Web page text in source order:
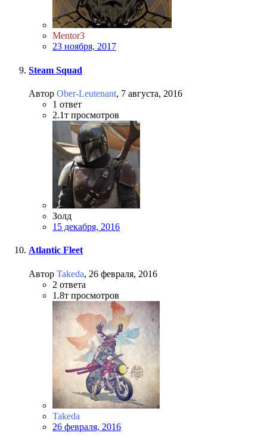
Mentor3
23 ноября, 2017
Steam Squad
Автор Ober-Leutenant, 7 августа, 2016
1 ответ
2.1т просмотров
Золд
15 декабря, 2016
Atlantic Fleet
Автор Takeda, 26 февраля, 2016
2 ответа
1.8т просмотров
Takeda
26 февраля, 2016